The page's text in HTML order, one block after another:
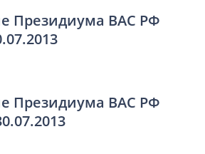
Президиума ВАС РФ
Президиума ВАС РФ